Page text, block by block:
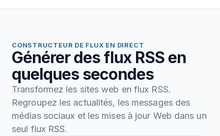
CONSTRUCTEUR DE FLUX EN DIRECT
Générer des flux RSS en
quelques secondes
Transformez les sites web en flux RSS.
Regroupez les actualités, les messages des
médias sociaux et les mises à jour Web dans un
seul flux RSS.